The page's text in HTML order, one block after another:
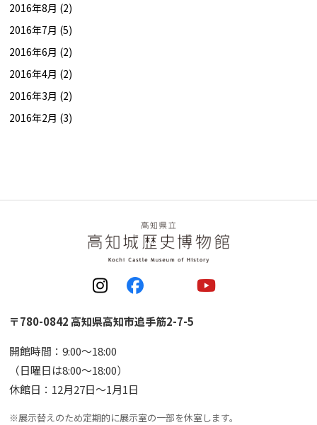
2016年8月 (2)
2016年7月 (5)
2016年6月 (2)
2016年4月 (2)
2016年3月 (2)
2016年2月 (3)
〒780-0842 高知県高知市追手筋2-7-5
開館時間：9:00〜18:00
（日曜日は8:00〜18:00）
休館日：12月27日〜1月1日
※展示替えのため定期的に展示室の一部を休室します。